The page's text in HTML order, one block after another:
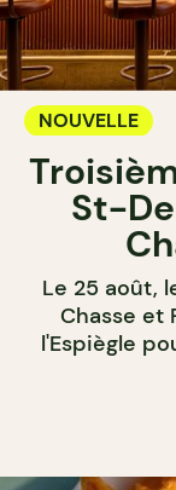
NOUVELLE
St-
Le 25 août,
Chasse et
l'Espiègle